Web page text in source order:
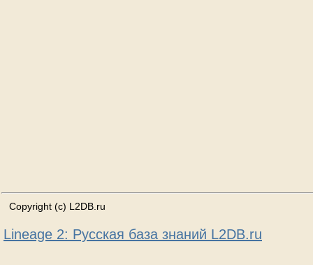
Copyright (c) L2DB.ru
Lineage 2: Русская база знаний L2DB.ru